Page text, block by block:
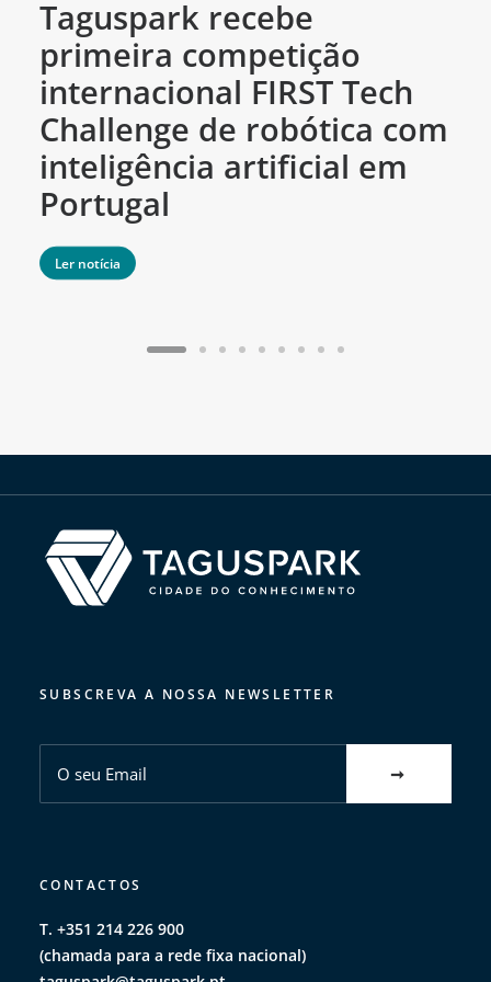
Taguspark recebe
primeira competição
internacional FIRST Tech
Challenge de robótica com
inteligência artificial em
Portugal
Ler notícia
SUBSCREVA A NOSSA NEWSLETTER
CONTACTOS
T. +351 214 226 900
(chamada para a rede fixa nacional)